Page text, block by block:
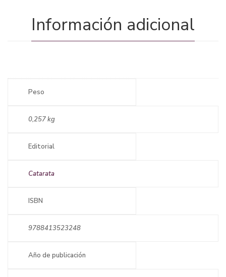
Información adicional
Peso
0,257 kg
Editorial
Catarata
ISBN
9788413523248
Año de publicación